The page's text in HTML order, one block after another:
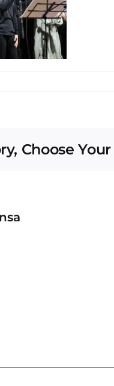
Choose